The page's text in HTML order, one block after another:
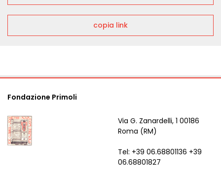
copia link
Fondazione Primoli
Via G. Zanardelli, 1 00186
Roma (RM)
Tel: +39 06.68801136 +39
06.68801827